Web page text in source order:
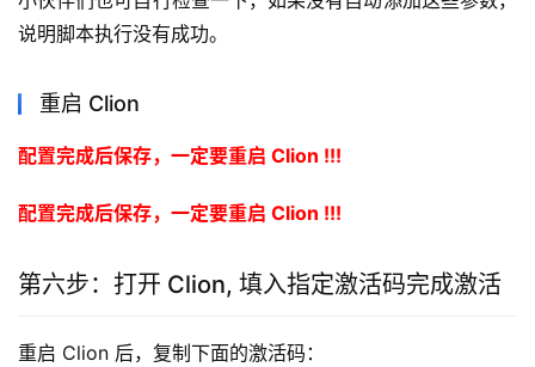
说明脚本执行没有成功。
重启 Clion
配置完成后保存，一定要重启 Clion !!!
配置完成后保存，一定要重启 Clion !!!
第六步：打开 Clion, 填入指定激活码完成激活
重启 Clion 后，复制下面的激活码：